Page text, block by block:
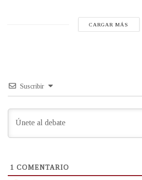
CARGAR MÁS
Suscribir
1 COMENTARIO